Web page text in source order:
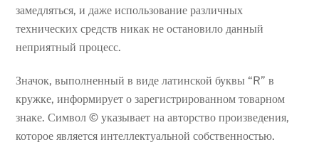
замедляться, и даже использование различных
технических средств никак не остановило данный
неприятный процесс.
Значок, выполненный в виде латинской буквы “R” в
кружке, информирует о зарегистрированном товарном
знаке. Символ © указывает на авторство произведения,
которое является интеллектуальной собственностью.